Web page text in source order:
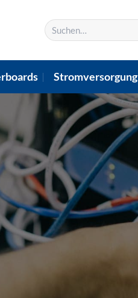
Suchen
nach:
Stromversorgung